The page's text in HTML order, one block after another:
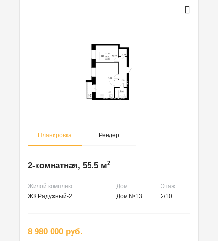
Планировка Рендер
2-комнатная, 55.5 м2
Жилой комплекс Дом
Этаж
ЖК Радужный-2
Дом №13 2/10
8 980 000 руб.